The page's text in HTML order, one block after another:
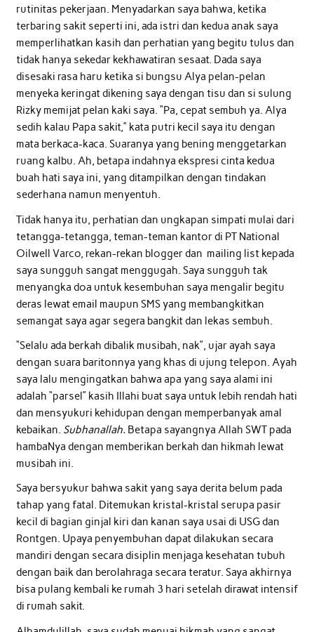
rutinitas pekerjaan. Menyadarkan saya bahwa, ketika
terbaring sakit seperti ini, ada istri dan kedua anak saya
memperlihatkan kasih dan perhatian yang begitu tulus dan
tidak hanya sekedar kekhawatiran sesaat. Dada saya
disesaki rasa haru ketika si bungsu Alya pelan-pelan
menyeka keringat dikening saya dengan tisu dan si sulung
Rizky memijat pelan kaki saya. “Pa, cepat sembuh ya. Alya
sedih kalau Papa sakit,” kata putri kecil saya itu dengan
mata berkaca-kaca. Suaranya yang bening menggetarkan
ruang kalbu. Ah, betapa indahnya ekspresi cinta kedua
buah hati saya ini, yang ditampilkan dengan tindakan
sederhana namun menyentuh.
Tidak hanya itu, perhatian dan ungkapan simpati mulai dari
tetangga-tetangga, teman-teman kantor di PT National
Oilwell Varco, rekan-rekan blogger dan mailing list kepada
saya sungguh sangat menggugah. Saya sungguh tak
menyangka doa untuk kesembuhan saya mengalir begitu
deras lewat email maupun SMS yang membangkitkan
semangat saya agar segera bangkit dan lekas sembuh.
“Selalu ada berkah dibalik musibah, nak”, ujar ayah saya
dengan suara baritonnya yang khas di ujung telepon. Ayah
saya lalu mengingatkan bahwa apa yang saya alami ini
adalah “parsel” kasih Illahi buat saya untuk lebih rendah hati
dan mensyukuri kehidupan dengan memperbanyak amal
kebaikan. Subhanallah.Betapa sayangnya Allah SWT pada
hambaNya dengan memberikan berkah dan hikmah lewat
musibah ini.
Saya bersyukur bahwa sakit yang saya derita belum pada
tahap yang fatal. Ditemukan kristal-kristal serupa pasir
kecil di bagian ginjal kiri dan kanan saya usai di USG dan
Rontgen. Upaya penyembuhan dapat dilakukan secara
mandiri dengan secara disiplin menjaga kesehatan tubuh
dengan baik dan berolahraga secara teratur. Saya akhirnya
bisa pulang kembali ke rumah 3 hari setelah dirawat intensif
di rumah sakit.